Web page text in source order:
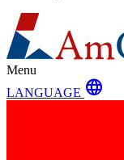
Menu
LANGUAGE language